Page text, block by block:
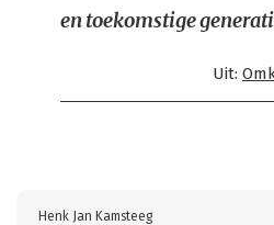
en toekomstige
Uit:
Henk Jan Kamsteeg